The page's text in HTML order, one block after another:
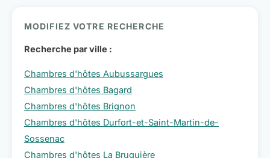
MODIFIEZ VOTRE RECHERCHE
Recherche par ville :
Chambres d'hôtes Aubussargues
Chambres d'hôtes Bagard
Chambres d'hôtes Brignon
Chambres d'hôtes Durfort-et-Saint-Martin-de-
Sossenac
Chambres d'hôtes La Bruguière